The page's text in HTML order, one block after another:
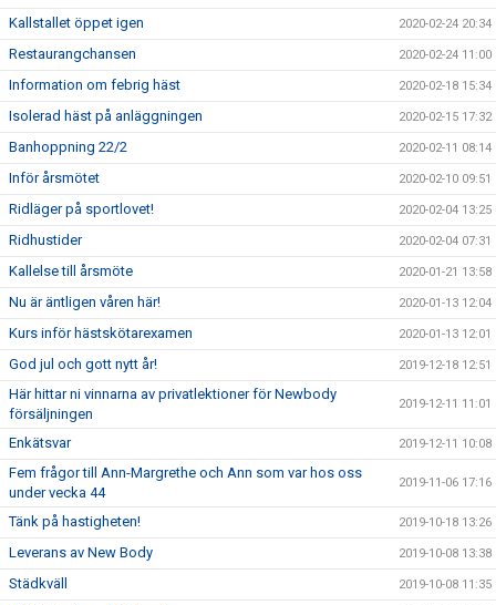
Kallstallet öppet igen 2020-02-24 20:34
Restaurangchansen 2020-02-24 11:00
Information om febrig häst 2020-02-18 15:34
Isolerad häst på anläggningen 2020-02-15 17:32
Banhoppning 22/2 2020-02-11 08:14
Inför årsmötet 2020-02-10 09:51
Ridläger på sportlovet! 2020-02-04 13:25
Ridhustider 2020-02-04 07:31
Kallelse till årsmöte 2020-01-21 13:58
Nu är äntligen våren här! 2020-01-13 12:04
Kurs inför hästskötarexamen 2020-01-13 12:01
God jul och gott nytt år! 2019-12-18 12:51
Här hittar ni vinnarna av privatlektioner för Newbody
försäljningen
2019-12-11 11:01
Enkätsvar 2019-12-11 10:08
Fem frågor till Ann-Margrethe och Ann som var hos oss
under vecka 44
2019-11-06 17:16
Tänk på hastigheten! 2019-10-18 13:26
Leverans av New Body 2019-10-08 13:38
Städkväll 2019-10-08 11:35